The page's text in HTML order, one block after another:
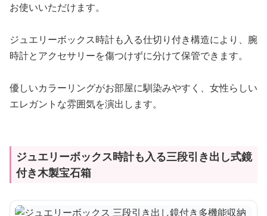
お使いいただけます。
ジュエリーボックス時計も入る仕切り付き構造により、腕
時計とアクセサリーを傷つけずに分けて保管できます。
優しいカラーリングがお部屋に馴染みやすく、女性らしい
エレガントな雰囲気を演出します。
ジュエリーボックス時計も入る三段引き出し式鏡
付き木製宝石箱